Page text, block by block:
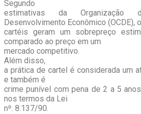
Segundo
estimativas da Organização
Desenvolvimento Econômico (OCDE),
cartéis geram um sobrepreço
comparado ao preço em um
mercado competitivo.
Além disso,
a prática de cartel é considerada um
e também é
crime punível com pena de 2 a 5
nos termos da Lei
nº. 8.137/90.